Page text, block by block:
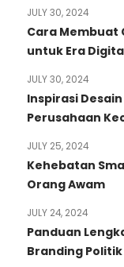
Cara Membuat
untuk Era
JULY 30, 2024
Inspirasi
Perusahaan
JULY 30, 2024
Kehebatan
Orang Awam
JULY 25, 2024
Panduan
Branding
JULY 24, 2024